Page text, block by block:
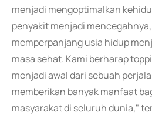
menjadi mengoptimalkan
penyakit menjadi
memperpanjang usia hidup
masa sehat. Kami berharap
menjadi awal dari sebuah
memberikan banyak manfaat
masyarakat di seluruh dunia,"